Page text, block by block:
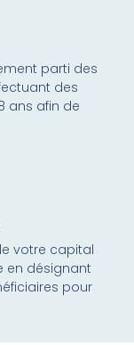
parti des
des
ans afin de
votre capital
en désignant
pour